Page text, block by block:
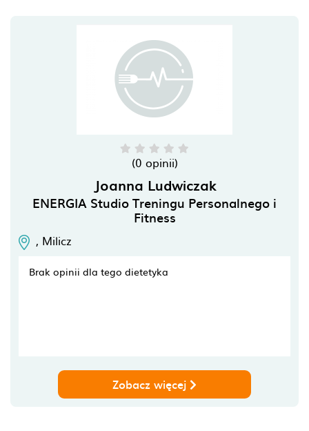
(0 opinii)
Joanna Ludwiczak
ENERGIA Studio Treningu Personalnego i
Fitness
, Milicz
Brak opinii dla tego dietetyka
Zobacz więcej